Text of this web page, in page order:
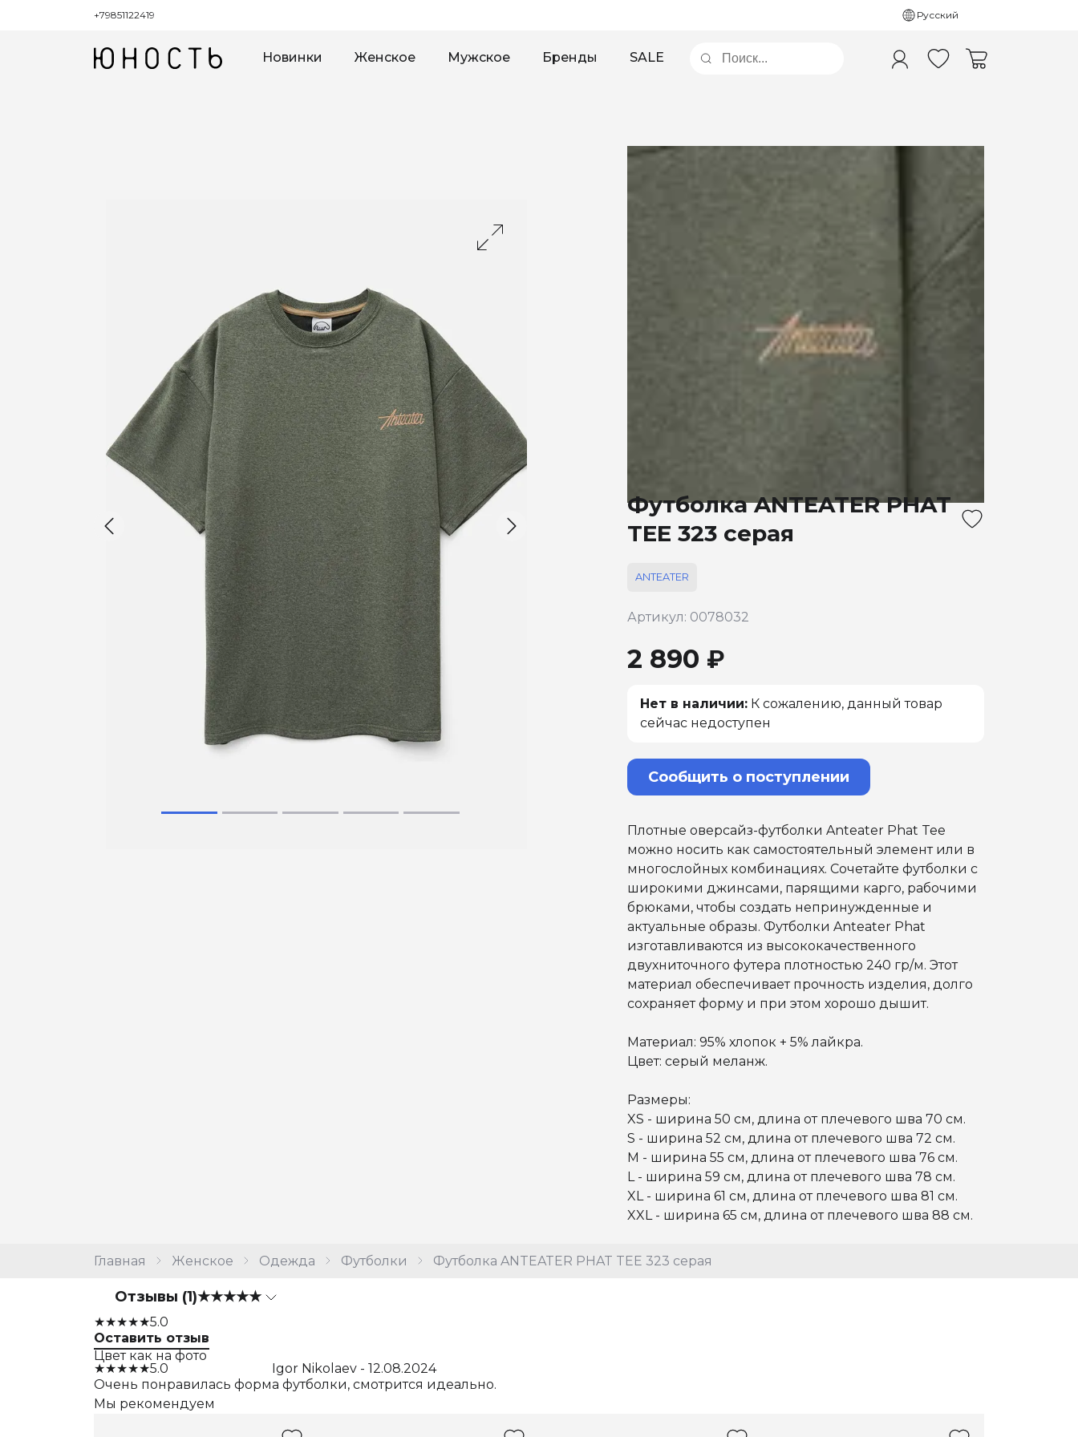
+79851122419 Русский
Новинки Женское Мужское Бренды SALE
Главная Женское Одежда Футболки Футболка ANTEATER PHAT TEE 323 серая
Футболка ANTEATER PHAT
TEE 323 серая
ANTEATER
Артикул: 0078032
2 890 ₽
Нет в наличии: К сожалению, данный товар
сейчас недоступен
Сообщить о поступлении
Плотные оверсайз-футболки Anteater Phat Tee
можно носить как самостоятельный элемент или в
многослойных комбинациях. Сочетайте футболки с
широкими джинсами, парящими карго, рабочими
брюками, чтобы создать непринужденные и
актуальные образы. Футболки Anteater Phat
изготавливаются из высококачественного
двухниточного футера плотностью 240 гр/м. Этот
материал обеспечивает прочность изделия, долго
сохраняет форму и при этом хорошо дышит.
Материал: 95% хлопок + 5% лайкра.
Цвет: серый меланж.
Размеры:
XS - ширина 50 см, длина от плечевого шва 70 см.
S - ширина 52 см, длина от плечевого шва 72 см.
M - ширина 55 см, длина от плечевого шва 76 см.
L - ширина 59 см, длина от плечевого шва 78 см.
XL - ширина 61 см, длина от плечевого шва 81 см.
XXL - ширина 65 см, длина от плечевого шва 88 см.
Отзывы (1)★★★★★
★★★★★5.0
Оставить отзыв
Цвет как на фото
★★★★★5.0 Igor Nikolaev- 12.08.2024
Очень понравилась форма футболки, смотрится идеально.
Мы рекомендуем